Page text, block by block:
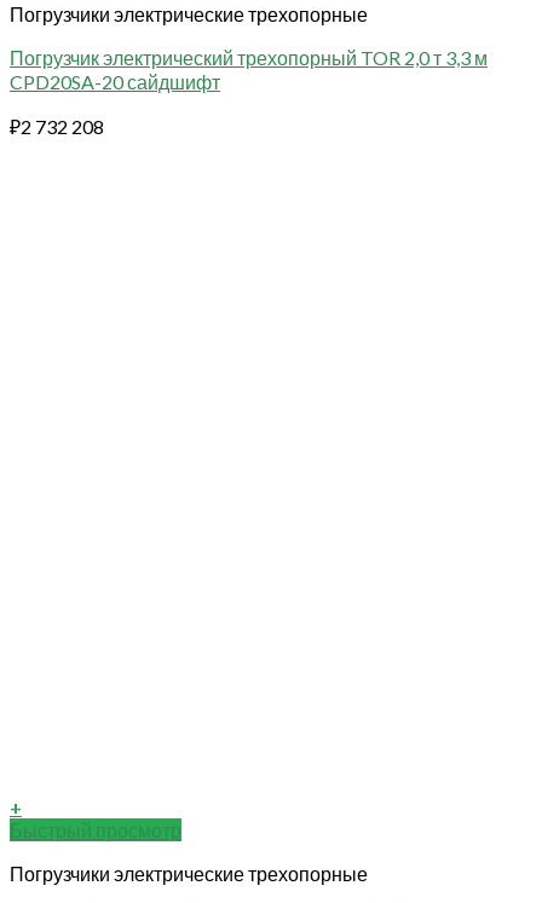
Погрузчики электрические трехопорные
Погрузчик электрический трехопорный TOR 2,0 т 3,3 м
CPD20SA-20 сайдшифт
₽2 732 208
+
Быстрый просмотр
Погрузчики электрические трехопорные